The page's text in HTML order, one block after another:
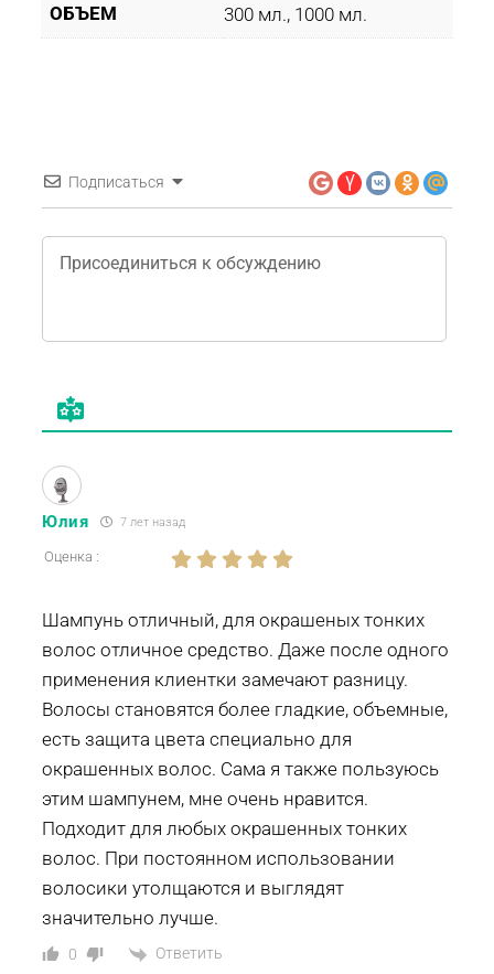
ОБЪЕМ 300 мл., 1000 мл.
Подписаться
Юлия 7 лет назад
Оценка :
Шампунь отличный, для окрашеных тонких
волос отличное средство. Даже после одного
применения клиентки замечают разницу.
Волосы становятся более гладкие, объемные,
есть защита цвета специально для
окрашенных волос. Сама я также пользуюсь
этим шампунем, мне очень нравится.
Подходит для любых окрашенных тонких
волос. При постоянном использовании
волосики утолщаются и выглядят
значительно лучше.
0 Ответить